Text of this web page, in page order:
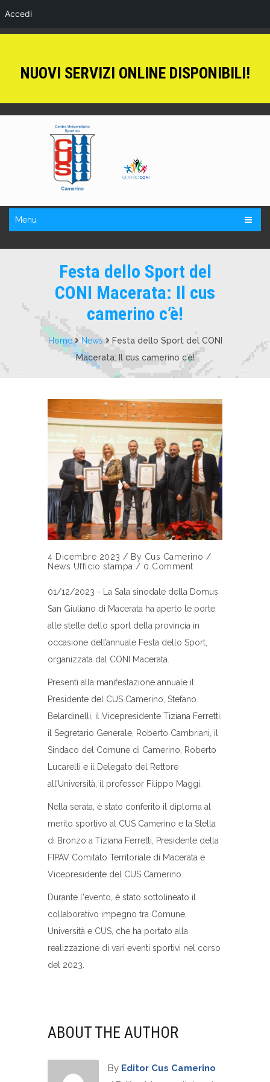
Accedi
NUOVI SERVIZI ONLINE DISPONIBILI!
Menu
Festa dello Sport del
CONI Macerata: Il cus
camerino c’è!
Home News
Festa dello Sport del CONI
Macerata: Il cus camerino c’è!
4 Dicembre 2023 / By Cus Camerino /
News Ufficio stampa / 0 Comment
01/12/2023 - La Sala sinodale della Domus
San Giuliano di Macerata ha aperto le porte
alle stelle dello sport della provincia in
occasione dell’annuale Festa dello Sport,
organizzata dal CONI Macerata.
Presenti alla manifestazione annuale il
Presidente del CUS Camerino, Stefano
Belardinelli, il Vicepresidente Tiziana Ferretti,
il Segretario Generale, Roberto Cambriani, il
Sindaco del Comune di Camerino, Roberto
Lucarelli e il Delegato del Rettore
all’Università, il professor Filippo Maggi.
Nella serata, è stato conferito il diploma al
merito sportivo al CUS Camerino e la Stella
di Bronzo a Tiziana Ferretti, Presidente della
FIPAV Comitato Territoriale di Macerata e
Vicepresidente del CUS Camerino.
Durante l'evento, è stato sottolineato il
collaborativo impegno tra Comune,
Università e CUS, che ha portato alla
realizzazione di vari eventi sportivi nel corso
del 2023.
ABOUT THE AUTHOR
By Editor Cus Camerino